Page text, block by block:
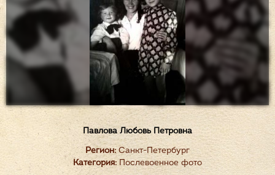
Павлова Любовь Петровна
Регион:Санкт-Петербург
Категория:Послевоенное фото